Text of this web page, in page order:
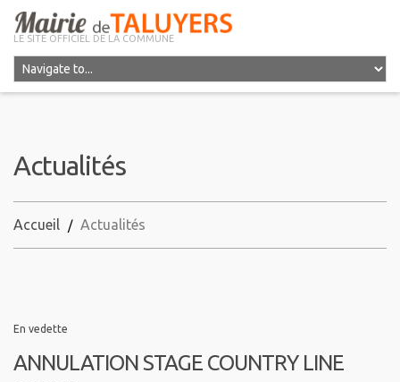
LE SITE OFFICIEL DE LA COMMUNE
Actualités
Accueil Actualités
En vedette
ANNULATION STAGE COUNTRY LINE